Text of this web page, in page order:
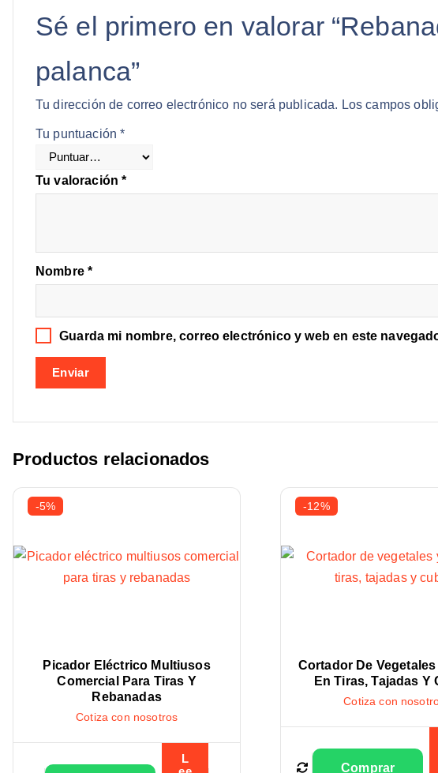
Sé el primero en valorar
palanca”
Tu dirección de correo electrónico no será publicada. Los campos
Tu puntuación*
Tu valoración*
Nombre*
Guarda mi nombre, correo electrónico y web en este
Productos relacionados
-5%
Picador Eléctrico Multiusos
Comercial Para Tiras Y
Rebanadas
Cotiza con nosotros
L
-12%
Cortador De
En Tiras, Tajadas Y
Cotiza con